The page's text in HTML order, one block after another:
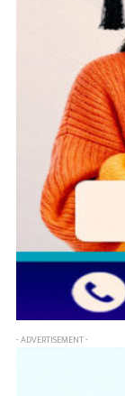
- ADVERTISEMENT -